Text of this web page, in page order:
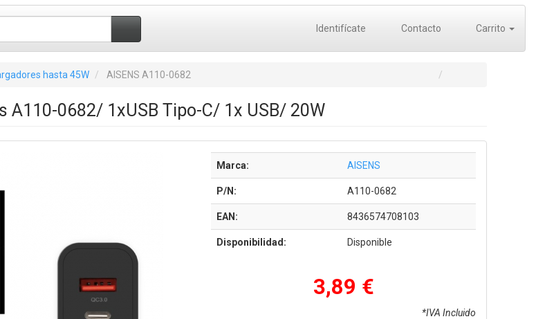
Identifícate Contacto Carrito
hasta 45W AISENS A110-0682
A110-0682/ 1xUSB Tipo-C/ 1x USB/ 20W
Marca: AISENS
P/N: A110-0682
EAN: 8436574708103
Disponibilidad: Disponible
3,89 €
*IVA Incluido